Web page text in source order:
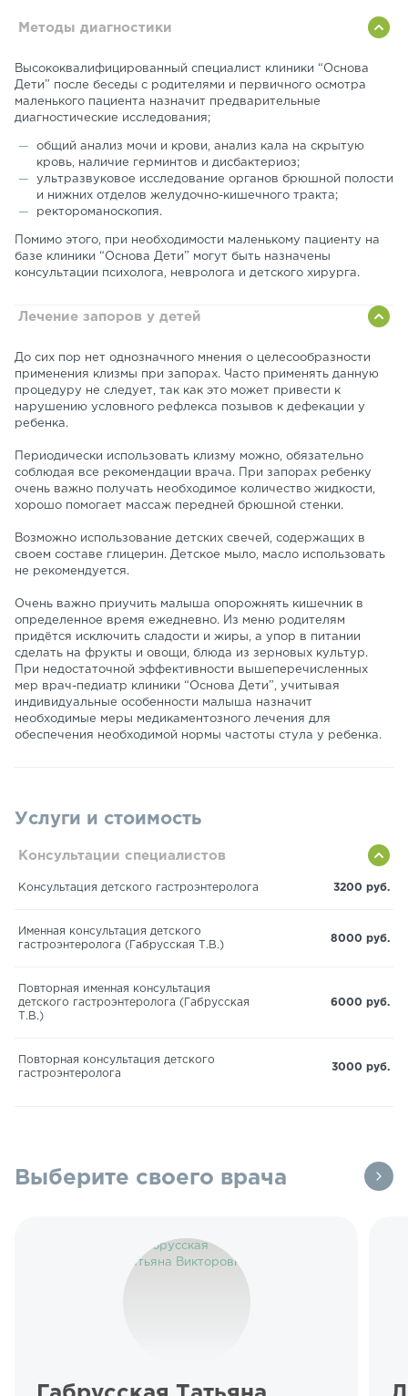
нарушение режима питания, недостаточное количество
жидкости в рационе, трещина прямой кишки,
гиподинамия, реакция на прием некоторых видов
лекарственных препаратов.
Методы диагностики
Высококвалифицированный специалист клиники “Основа
Дети” после беседы с родителями и первичного осмотра
маленького пациента назначит предварительные
диагностические исследования;
общий анализ мочи и крови, анализ кала на скрытую
кровь, наличие герминтов и дисбактериоз;
ультразвуковое исследование органов брюшной полости
и нижних отделов желудочно-кишечного тракта;
ректороманоскопия.
Помимо этого, при необходимости маленькому пациенту на
базе клиники “Основа Дети” могут быть назначены
консультации психолога, невролога и детского хирурга.
Лечение запоров у детей
До сих пор нет однозначного мнения о целесообразности
применения клизмы при запорах. Часто применять данную
процедуру не следует, так как это может привести к
нарушению условного рефлекса позывов к дефекации у
ребенка.
Периодически использовать клизму можно, обязательно
соблюдая все рекомендации врача. При запорах ребенку
очень важно получать необходимое количество жидкости,
хорошо помогает массаж передней брюшной стенки.
Возможно использование детских свечей, содержащих в
своем составе глицерин. Детское мыло, масло использовать
не рекомендуется.
Очень важно приучить малыша опорожнять кишечник в
определенное время ежедневно. Из меню родителям
придётся исключить сладости и жиры, а упор в питании
сделать на фрукты и овощи, блюда из зерновых культур.
При недостаточной эффективности вышеперечисленных
мер врач-педиатр клиники “Основа Дети”, учитывая
индивидуальные особенности малыша назначит
необходимые меры медикаментозного лечения для
обеспечения необходимой нормы частоты стула у ребенка.
Услуги и стоимость
Консультации специалистов
Консультация детского гастроэнтеролога 3200 руб.
Именная консультация детского
гастроэнтеролога (Габрусская Т.В.)
8000 руб.
Повторная именная консультация
детского гастроэнтеролога (Габрусская
Т.В.)
6000 руб.
Повторная консультация детского
гастроэнтеролога
3000 руб.
Выберите своего врача